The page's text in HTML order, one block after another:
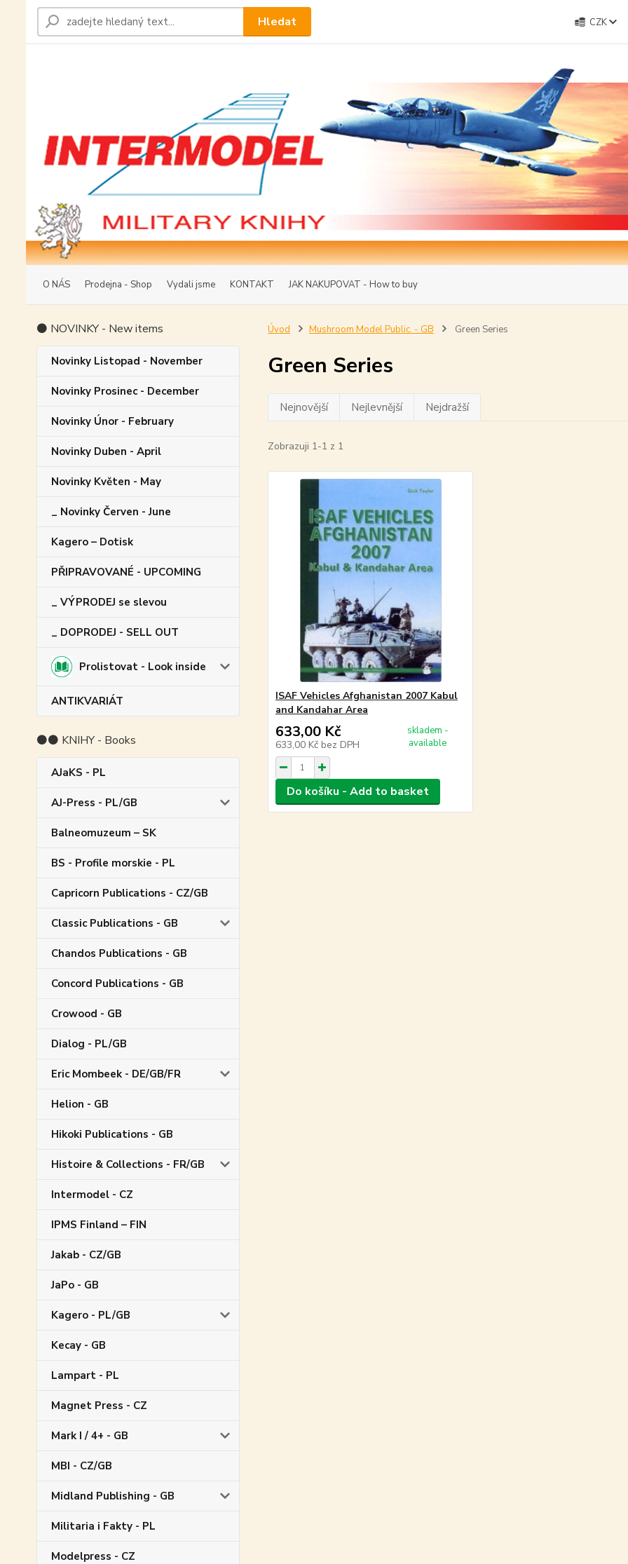
O NÁS Prodejna - Shop Vydali jsme KONTAKT JAK NAKUPOVAT - How to buy
CZK
Hledat
⚫ NOVINKY - New items
Novinky Listopad - November
Novinky Prosinec - December
Novinky Únor - February
Novinky Duben - April
Novinky Květen - May
_ Novinky Červen - June
Kagero – Dotisk
PŘIPRAVOVANÉ - UPCOMING
_ VÝPRODEJ se slevou
_ DOPRODEJ - SELL OUT
Prolistovat - Look inside
ANTIKVARIÁT
⚫⚫ KNIHY - Books
AJaKS - PL
AJ-Press - PL/GB
Balneomuzeum – SK
BS - Profile morskie - PL
Capricorn Publications - CZ/GB
Classic Publications - GB
Chandos Publications - GB
Concord Publications - GB
Crowood - GB
Dialog - PL/GB
Eric Mombeek - DE/GB/FR
Helion - GB
Hikoki Publications - GB
Histoire & Collections - FR/GB
Intermodel - CZ
IPMS Finland – FIN
Jakab - CZ/GB
JaPo - GB
Kagero - PL/GB
Kecay - GB
Lampart - PL
Magnet Press - CZ
Mark I / 4+ - GB
MBI - CZ/GB
Midland Publishing - GB
Militaria i Fakty - PL
Modelpress - CZ
Úvod Mushroom Model Public. - GB Green Series
Green Series
Nejnovější Nejlevnější Nejdražší
Zobrazuji 1-1 z 1
ISAF Vehicles Afghanistan 2007 Kabul
and Kandahar Area
633,00 Kč
633,00 Kč bez DPH
skladem -
available
Do košíku - Add to basket